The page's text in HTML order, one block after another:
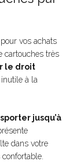
vos achats
cartouches très
le droit
à la
jusqu’à
dans votre